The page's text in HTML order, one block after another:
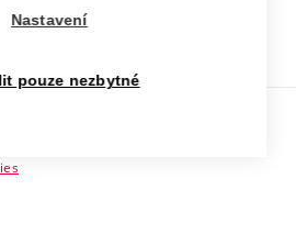
Nastavení
pouze nezbytné